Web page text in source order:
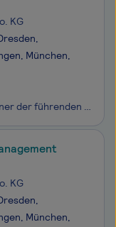
KG
München,
operational services (OS) ist einer der führenden ICT Service Provider im deutschen Markt und gilt als Backbone der Digitalisierung es Mittelstands. Sie ist die federführende, agile Einheit der Telekom Gruppe, um im deutschen Mittelstand die digitale Transformation nachhaltig zu beschleunigen. Mit ü
KG
München,